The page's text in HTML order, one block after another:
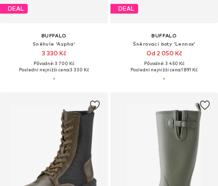
DEAL
BUFFALO
Sněhule 'Aspha'
3 330 Kč
Původně: 3 700 Kč
Poslední nejnižší cena:3 330 Kč
DEAL
BUFFALO
Šněrovací boty 'Lennox'
Od 2 050 Kč
Původně: 3 450 Kč
Poslední nejnižší cena:1 891 Kč